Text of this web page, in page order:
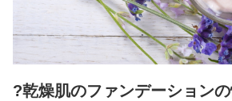
?乾燥肌のファンデーション